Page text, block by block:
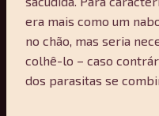
era mais como um
no chão, mas seria
colhê-lo – caso
dos parasitas se